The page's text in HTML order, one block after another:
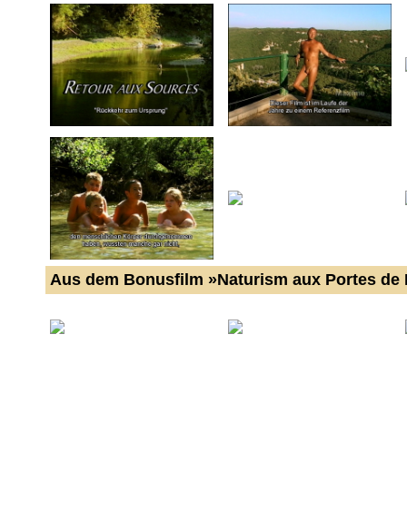
Aus dem Bonusfilm »Naturism aux Portes de